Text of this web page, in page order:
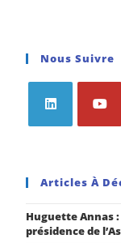
Nous Suivre
Articles À
Huguette Annas
présidence de